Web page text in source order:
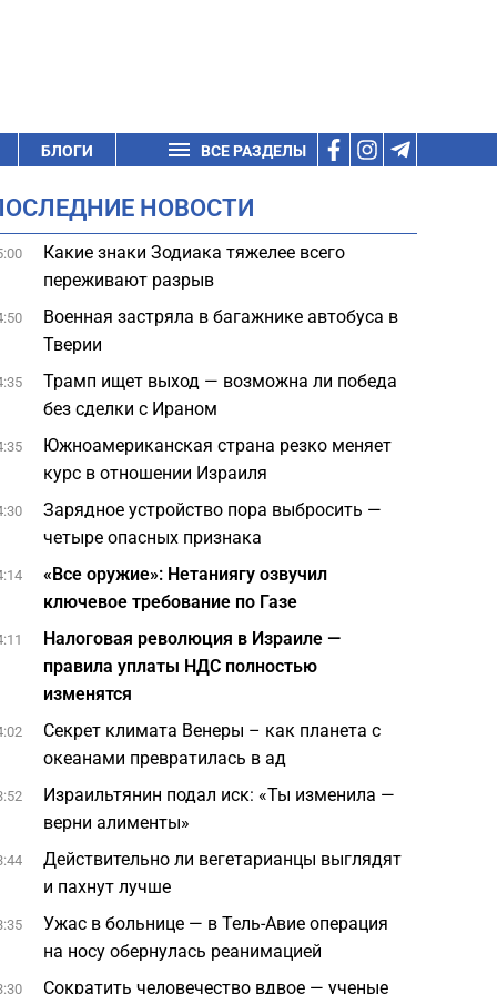
БЛОГИ ВСЕ РАЗДЕЛЫ
НОВОСТИ
Какие знаки Зодиака тяжелее всего
переживают разрыв
Военная застряла в багажнике автобуса в
Тверии
Трамп ищет выход — возможна ли победа
без сделки с Ираном
Южноамериканская страна резко меняет
курс в отношении Израиля
Зарядное устройство пора выбросить —
четыре опасных признака
«Все оружие»: Нетаниягу озвучил
ключевое требование по Газе
Налоговая революция в Израиле —
правила уплаты НДС полностью
изменятся
Секрет климата Венеры – как планета с
океанами превратилась в ад
Израильтянин подал иск: «Ты изменила —
верни алименты»
Действительно ли вегетарианцы выглядят
и пахнут лучше
Ужас в больнице — в Тель-Авие операция
на носу обернулась реанимацией
Сократить человечество вдвое — ученые